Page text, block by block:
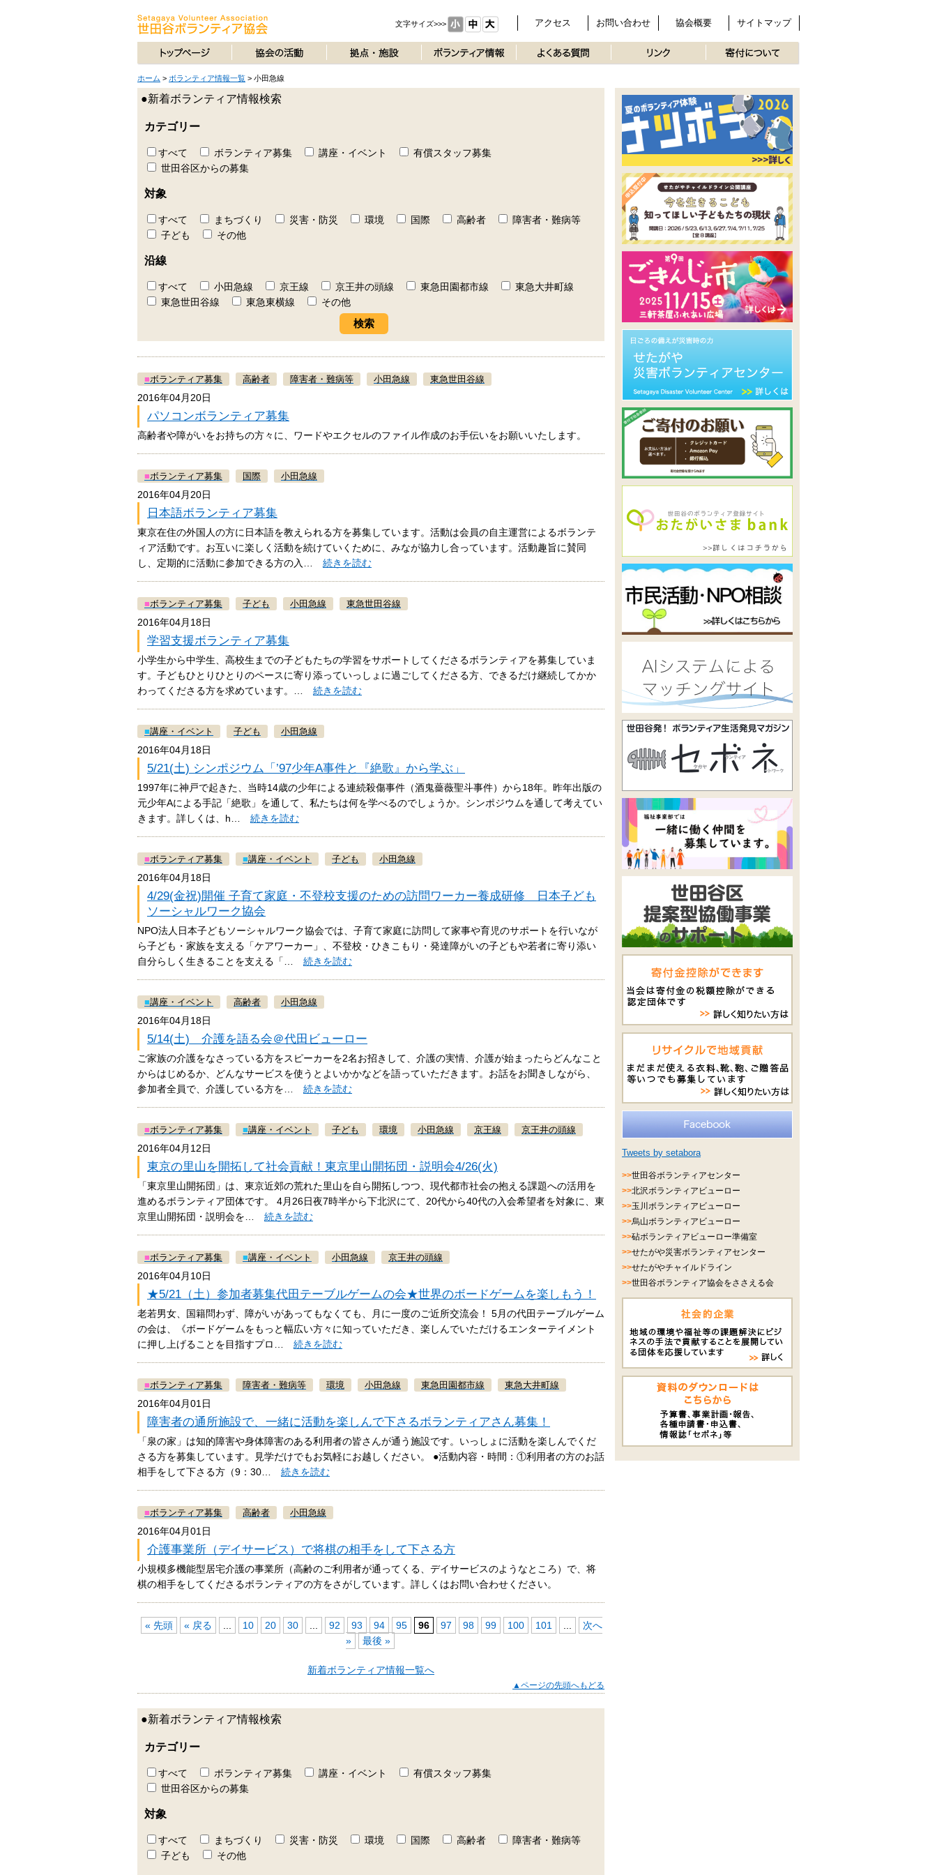
サイトマップ
協会概要
お問い合わせ
アクセス
文字サイズ>>>
ホーム > ボランティア情報一覧 > 小田急線
●新着ボランティア情報検索
カテゴリー
すべて ボランティア募集 講座・イベント
有償スタッフ募集
世田谷区からの募集
対象
すべて まちづくり 災害・防災 環境 国際 高齢者
障害者・難病等
子ども
その他
沿線
すべて 小田急線 京王線 京王井の頭線 東急田園都市線
東急大井町線
東急世田谷線
東急東横線 その他
■ボランティア募集 高齢者 障害者・難病等 小田急線 東急世田谷線
2016年04月20日
パソコンボランティア募集
高齢者や障がいをお持ちの方々に、ワードやエクセルのファイル作成のお手伝いをお願いいたします。
■ボランティア募集 国際 小田急線
2016年04月20日
日本語ボランティア募集
東京在住の外国人の方に日本語を教えられる方を募集しています。活動は会員の自主運営によるボランテ
ィア活動です。お互いに楽しく活動を続けていくために、みなが協力し合っています。活動趣旨に賛同
し、定期的に活動に参加できる方の入… 続きを読む
■ボランティア募集 子ども 小田急線 東急世田谷線
2016年04月18日
学習支援ボランティア募集
小学生から中学生、高校生までの子どもたちの学習をサポートしてくださるボランティアを募集していま
す。子どもひとりひとりのペースに寄り添っていっしょに過ごしてくださる方、できるだけ継続してかか
わってくださる方を求めています。… 続きを読む
■講座・イベント 子ども 小田急線
2016年04月18日
5/21(土) シンポジウム「’97少年A事件と『絶歌』から学ぶ」
1997年に神戸で起きた、当時14歳の少年による連続殺傷事件（酒鬼薔薇聖斗事件）から18年。昨年出版の
元少年Aによる手記「絶歌」を通して、私たちは何を学べるのでしょうか。シンポジウムを通して考えてい
きます。詳しくは、h… 続きを読む
■ボランティア募集 ■講座・イベント 子ども 小田急線
2016年04月18日
4/29(金祝)開催 子育て家庭・不登校支援のための訪問ワーカー養成研修 日本子ども
ソーシャルワーク協会
NPO法人日本子どもソーシャルワーク協会では、子育て家庭に訪問して家事や育児のサポートを行いなが
ら子ども・家族を支える「ケアワーカー」、不登校・ひきこもり・発達障がいの子どもや若者に寄り添い
自分らしく生きることを支える「… 続きを読む
■講座・イベント 高齢者 小田急線
2016年04月18日
5/14(土) 介護を語る会＠代田ビューロー
ご家族の介護をなさっている方をスピーカーを2名お招きして、介護の実情、介護が始まったらどんなこと
からはじめるか、どんなサービスを使うとよいかかなどを語っていただきます。お話をお聞きしながら、
参加者全員で、介護している方を… 続きを読む
■ボランティア募集 ■講座・イベント 子ども 環境 小田急線 京王線 京王井の頭線
2016年04月12日
東京の里山を開拓して社会貢献！東京里山開拓団・説明会4/26(火)
「東京里山開拓団」は、東京近郊の荒れた里山を自ら開拓しつつ、現代都市社会の抱える課題への活用を
進めるボランティア団体です。 4月26日夜7時半から下北沢にて、20代から40代の入会希望者を対象に、東
京里山開拓団・説明会を… 続きを読む
■ボランティア募集 ■講座・イベント 小田急線 京王井の頭線
2016年04月10日
★5/21（土）参加者募集代田テーブルゲームの会★世界のボードゲームを楽しもう！
老若男女、国籍問わず、障がいがあってもなくても、月に一度のご近所交流会！ 5月の代田テーブルゲーム
の会は、《ボードゲームをもっと幅広い方々に知っていただき、楽しんでいただけるエンターテイメント
に押し上げることを目指すプロ… 続きを読む
■ボランティア募集 障害者・難病等 環境 小田急線 東急田園都市線 東急大井町線
2016年04月01日
障害者の通所施設で、一緒に活動を楽しんで下さるボランティアさん募集！
「泉の家」は知的障害や身体障害のある利用者の皆さんが通う施設です。いっしょに活動を楽しんでくだ
さる方を募集しています。見学だけでもお気軽にお越しください。 ●活動内容・時間：①利用者の方のお話
相手をして下さる方（9：30… 続きを読む
■ボランティア募集 高齢者 小田急線
2016年04月01日
介護事業所（デイサービス）で将棋の相手をして下さる方
小規模多機能型居宅介護の事業所（高齢のご利用者が通ってくる、デイサービスのようなところ）で、将
棋の相手をしてくださるボランティアの方をさがしています。詳しくはお問い合わせください。
« 先頭 « 戻る 10 20 30 92 93 94 95 96 97 98 99 100 101
次へ
»
最後 »
新着ボランティア情報一覧へ
▲ページの先頭へもどる
●新着ボランティア情報検索
カテゴリー
すべて ボランティア募集 講座・イベント
有償スタッフ募集
世田谷区からの募集
対象
すべて まちづくり 災害・防災 環境 国際 高齢者
障害者・難病等
子ども
その他
Tweets by setabora
>>世田谷ボランティアセンター
>>北沢ボランティアビューロー
>>玉川ボランティアビューロー
>>烏山ボランティアビューロー
>>砧ボランティアビューロー準備室
>>せたがや災害ボランティアセンター
>>せたがやチャイルドライン
>>世田谷ボランティア協会をささえる会